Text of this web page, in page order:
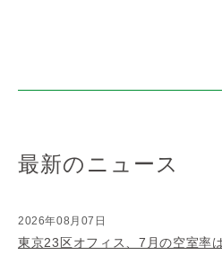
最新のニュース
2026年08月07日
東京23区オフィス、7月の空室率